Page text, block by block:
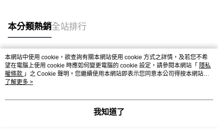
本分類熱銷全站排行
熱門標籤
本網站中使用 cookie，欲查詢有關本網站使用 cookie 方式之詳情，及若您不希
望在電腦上使用 cookie 時應如何變更電腦的 cookie 設定，請參閱本網站「 隱私
權條款 」之 Cookie 聲明。您繼續使用本網站即表示您同意本公司得按本網站使
用條款之 Cookie 聲明使用 cookie。
了解更多 >
我知道了